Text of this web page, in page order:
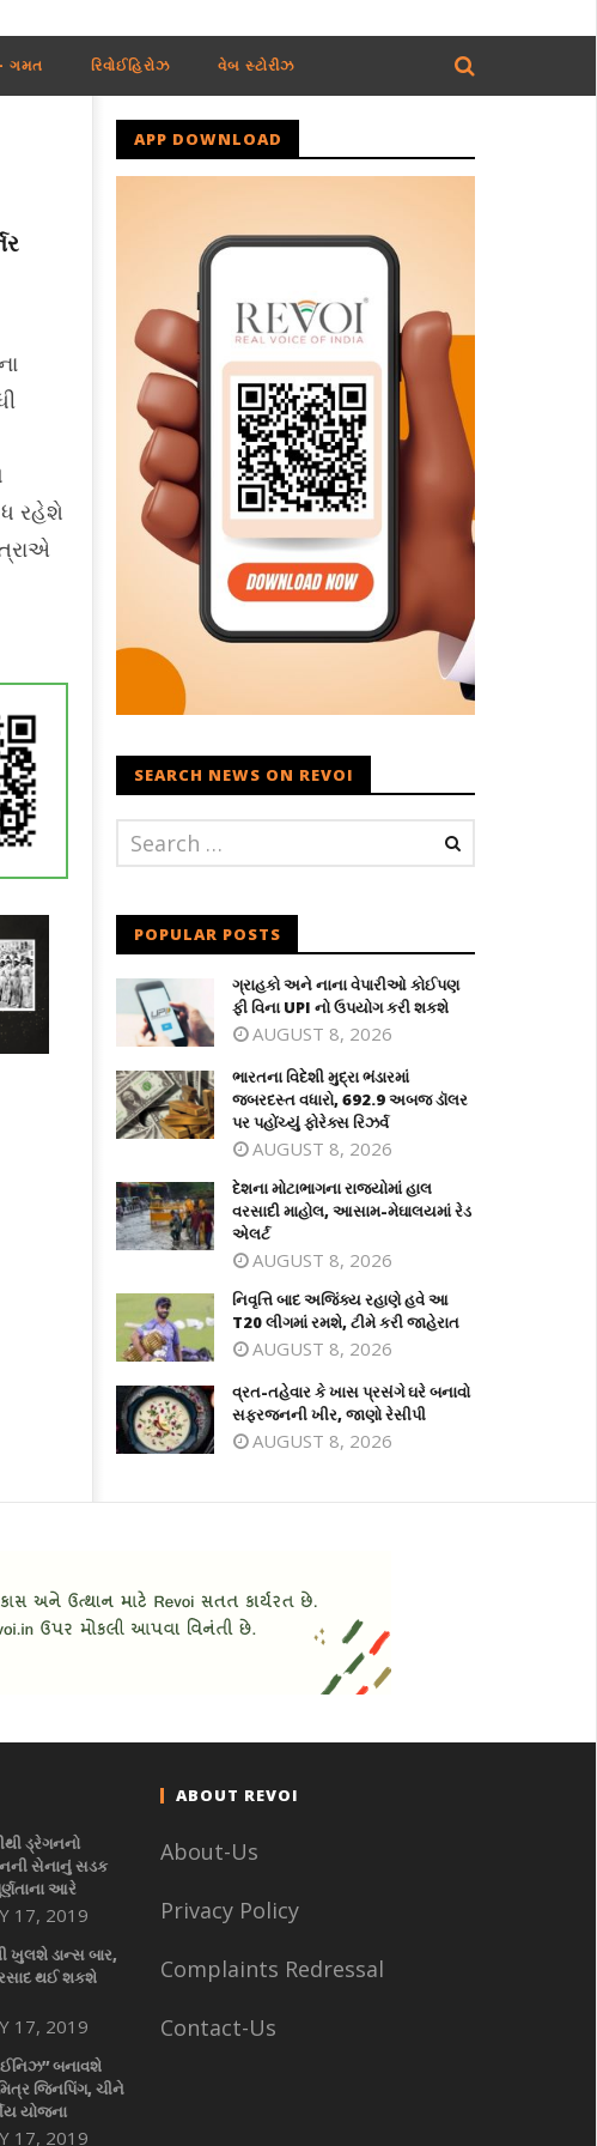
ગમત રિવોઈહિરોઝ વેબ સ્ટોરીઝ
રહેશે
APP DOWNLOAD
SEARCH NEWS ON REVOI
POPULAR POSTS
ગ્રાહકો અને નાના વેપારીઓ કોઈપણ
ફી વિના UPI નો ઉપયોગ કરી શકશે
AUGUST 8, 2026
ભારતના વિદેશી મુદ્રા ભંડારમાં
જબરદસ્ત વધારો, 692.9 અબજ ડૉલર
પર પહોંચ્યું ફોરેક્સ રિઝર્વ
AUGUST 8, 2026
દેશના મોટાભાગના રાજ્યોમાં હાલ
વરસાદી માહોલ, આસામ-મેઘાલયમાં રેડ
એલર્ટ
AUGUST 8, 2026
નિવૃત્તિ બાદ અજિંક્ય રહાણે હવે આ
T20 લીગમાં રમશે, ટીમે કરી જાહેરાત
AUGUST 8, 2026
વ્રત-તહેવાર કે ખાસ પ્રસંગે ઘરે બનાવો
સફરજનની ખીર, જાણો રેસીપી
AUGUST 8, 2026
ડ્રેગનનો
સેનાનું સડક
આરે
17, 2019
ખુલશે ડાન્સ બાર,
થઈ શકશે
17, 2019
બનાવશે
જિનપિંગ, ચીને
યોજના
17, 2019
ABOUT REVOI
About-Us
Privacy Policy
Complaints Redressal
Contact-Us